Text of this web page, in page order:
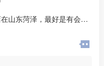
山东菏泽，最好是有会打
班十三个小时只要男的